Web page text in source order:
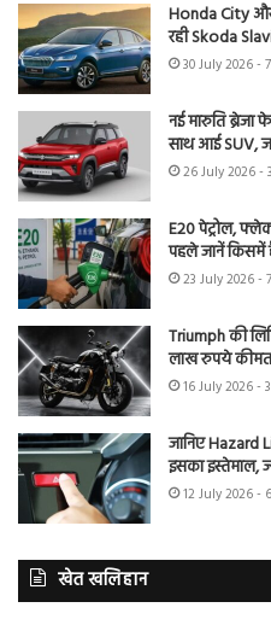
Honda City
रही Skoda
30 July 2026 -
नई मारुति
साथ आई SUV,
26 July 2026 -
E20 पेट्रोल,
पहले जानें किसमें
23 July 2026 -
Triumph की
लाख रुपये कीमत
16 July 2026 -
जानिए
इसका इस्तेमाल,
12 July 2026 -
खेत खलिहान